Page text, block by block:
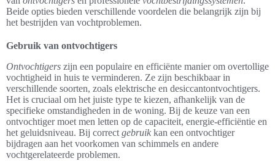
Beide opties bieden verschillende voordelen die belangrijk zijn bij
het bestrijden van vochtproblemen.
Gebruik van ontvochtigers
Ontvochtigers zijn een populaire en efficiënte manier om overtollige
vochtigheid in huis te verminderen. Ze zijn beschikbaar in
verschillende soorten, zoals elektrische en desiccantontvochtigers.
Het is cruciaal om het juiste type te kiezen, afhankelijk van de
specifieke omstandigheden in de woning. Bij de keuze van een
ontvochtiger moet men letten op de capaciteit, energie-efficiëntie en
het geluidsniveau. Bij correct gebruik kan een ontvochtiger
bijdragen aan het voorkomen van schimmels en andere
vochtgerelateerde problemen.